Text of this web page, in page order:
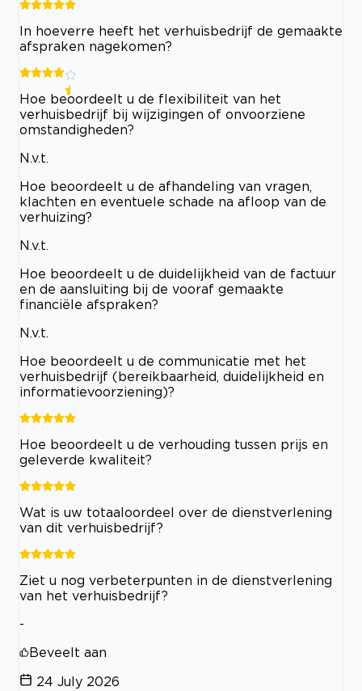
In hoeverre heeft het verhuisbedrijf de gemaakte
afspraken nagekomen?
Hoe beoordeelt u de flexibiliteit van het
verhuisbedrijf bij wijzigingen of onvoorziene
omstandigheden?
N.v.t.
Hoe beoordeelt u de afhandeling van vragen,
klachten en eventuele schade na afloop van de
verhuizing?
N.v.t.
Hoe beoordeelt u de duidelijkheid van de factuur
en de aansluiting bij de vooraf gemaakte
financiële afspraken?
N.v.t.
Hoe beoordeelt u de communicatie met het
verhuisbedrijf (bereikbaarheid, duidelijkheid en
informatievoorziening)?
Hoe beoordeelt u de verhouding tussen prijs en
geleverde kwaliteit?
Wat is uw totaaloordeel over de dienstverlening
van dit verhuisbedrijf?
Ziet u nog verbeterpunten in de dienstverlening
van het verhuisbedrijf?
-
Beveelt aan
24 July 2026